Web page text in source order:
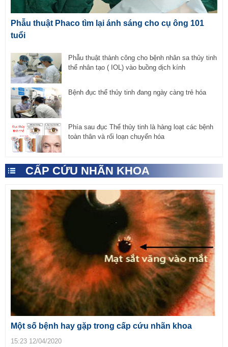
Phẫu thuật Phaco tìm lại ánh sáng cho cụ ông 101
tuổi
Phẫu thuật thành công cho bệnh nhân sa thủy tinh
thể nhân tạo ( IOL) vào buồng dịch kính
Bệnh đục thể thủy tinh đang ngày càng trẻ hóa
Phía sau đục Thể thủy tinh là hàng loạt các bệnh
toàn thân và rối loạn chuyển hóa
CẤP CỨU NHÃN KHOA
Một số bệnh hay gặp trong cấp cứu nhãn khoa
15:23 12/04/2020